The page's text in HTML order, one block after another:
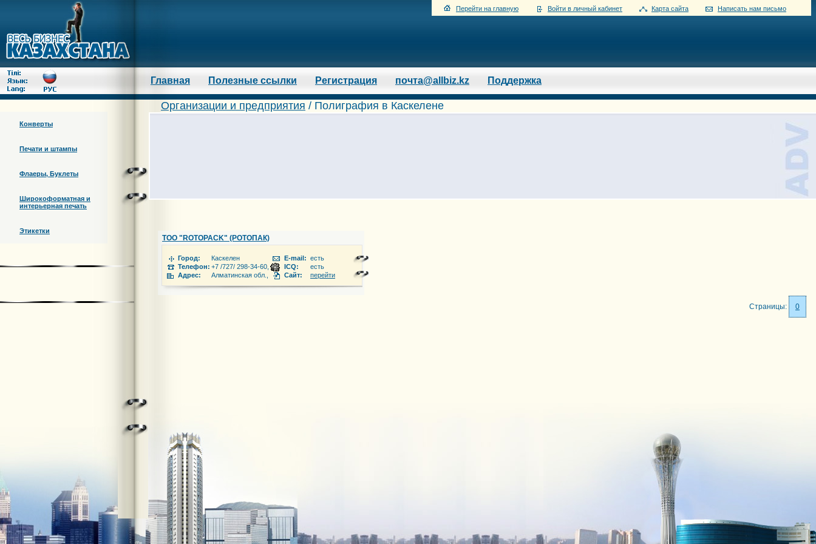
Перейти на главную Войти в личный кабинет Карта сайта Написать нам письмо
Главная Полезные ссылки Регистрация почта@allbiz.kz Поддержка
Конверты
Печати и штампы
Флаеры, Буклеты
Широкоформатная и
интерьерная печать
Этикетки
Организации и предприятия / Полиграфия в Каскелене
ТОО "ROTOPACK" (РОТОПАК)
Город:
Каскелен
Телефон: +7 /727/ 298-34-60, -62, -63; +7 /727/ 298-34-61
Адрес:
Алматинская обл., г. Каскелен, ул.Наурызбая 2
E-mail: есть
ICQ:
есть
Сайт:
перейти
Страницы: 0